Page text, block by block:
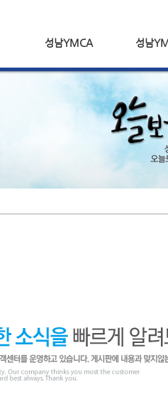
성남YMCA 성남